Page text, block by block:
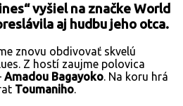
vyšiel na značke World
aj hudbu jeho otca.
znovu obdivovať skvelú
Z hostí zaujme polovica
Amadou Bagayoko. Na koru hrá
Toumaniho.